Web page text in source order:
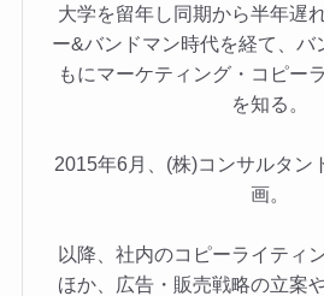
大学を留年し同期から半年遅
ー&バンドマン時代を経て、バ
もにマーケティング・コピー
を知る。
2015年6月、(株)コンサルタン
画。
以降、社内のコピーライティ
ほか、広告・販売戦略の立案